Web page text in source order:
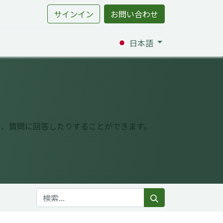
サインイン お問い合わせ
日本語
問に回答したりすることができます。